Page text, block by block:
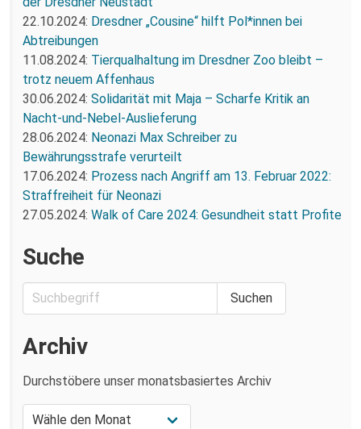
22.10.2024: Dresdner „Cousine“ hilft Pol*innen bei
Abtreibungen
11.08.2024: Tierqualhaltung im Dresdner Zoo bleibt –
trotz neuem Affenhaus
30.06.2024: Solidarität mit Maja – Scharfe Kritik an
Nacht-und-Nebel-Auslieferung
28.06.2024: Neonazi Max Schreiber zu
Bewährungsstrafe verurteilt
17.06.2024: Prozess nach Angriff am 13. Februar 2022:
Straffreiheit für Neonazi
27.05.2024: Walk of Care 2024: Gesundheit statt Profite
Suche
Archiv
Durchstöbere unser monatsbasiertes Archiv